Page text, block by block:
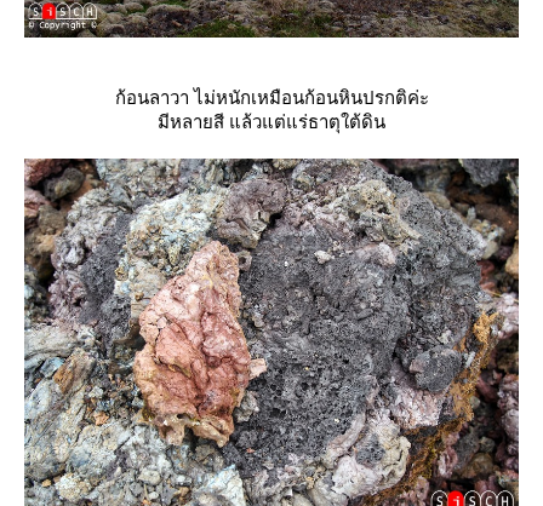
ก้อนลาวา ไม่หนักเหมือนก้อนหินปรกติค่ะ
มีหลายสี แล้วแต่แร่ธาตุใต้ดิน